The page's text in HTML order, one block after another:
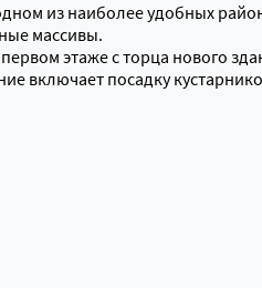
из наиболее удобных
массивы.
этаже с торца нового
включает посадку